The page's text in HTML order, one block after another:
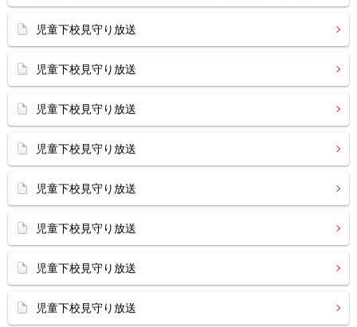
児童下校見守り放送
児童下校見守り放送
児童下校見守り放送
児童下校見守り放送
児童下校見守り放送
児童下校見守り放送
児童下校見守り放送
児童下校見守り放送